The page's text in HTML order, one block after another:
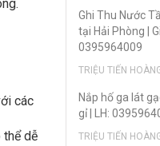
các
thể dễ
Ghi Thu Nước
tại Hải Phòng |
0395964009
TRIỆU TIẾN
Nắp hố ga lát
gỉ | LH:
TRIỆU TIẾN